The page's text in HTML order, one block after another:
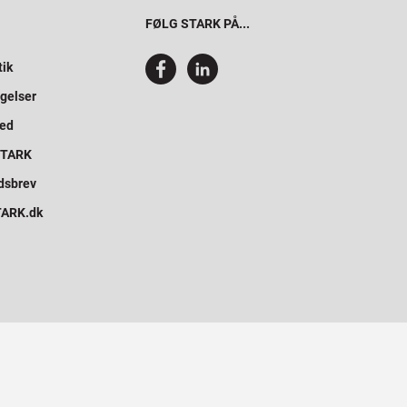
FØLG STARK PÅ...